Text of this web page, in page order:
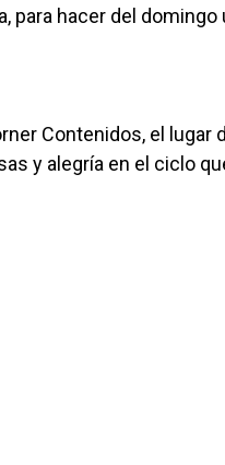
para hacer del
Contenidos, el lugar
y alegría en el ciclo